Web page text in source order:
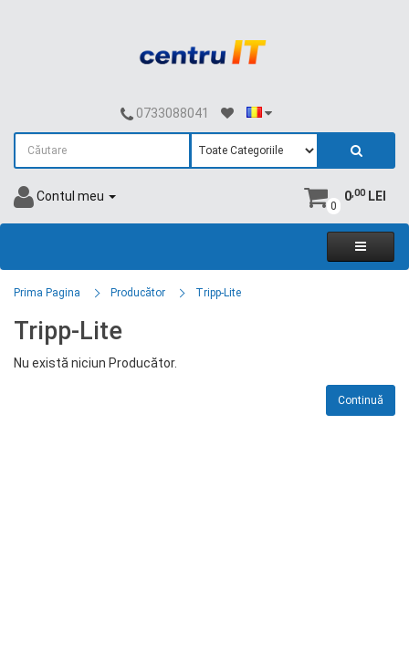
0733088041
Contul meu
0
0,00LEI
Prima Pagina Producător Tripp-Lite
Tripp-Lite
Nu există niciun Producător.
Continuă